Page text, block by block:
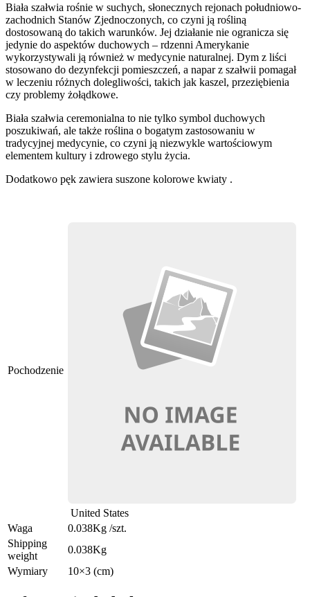
Biała szałwia rośnie w suchych, słonecznych rejonach południowo-
zachodnich Stanów Zjednoczonych, co czyni ją rośliną
dostosowaną do takich warunków. Jej działanie nie ogranicza się
jedynie do aspektów duchowych – rdzenni Amerykanie
wykorzystywali ją również w medycynie naturalnej. Dym z liści
stosowano do dezynfekcji pomieszczeń, a napar z szałwii pomagał
w leczeniu różnych dolegliwości, takich jak kaszel, przeziębienia
czy problemy żołądkowe.
Biała szałwia ceremonialna to nie tylko symbol duchowych
poszukiwań, ale także roślina o bogatym zastosowaniu w
tradycyjnej medycynie, co czyni ją niezwykle wartościowym
elementem kultury i zdrowego stylu życia.
Dodatkowo pęk zawiera suszone kolorowe kwiaty .
Pochodzenie
United States
Waga
0.038Kg /szt.
Shipping
weight
0.038Kg
Wymiary
10×3 (cm)